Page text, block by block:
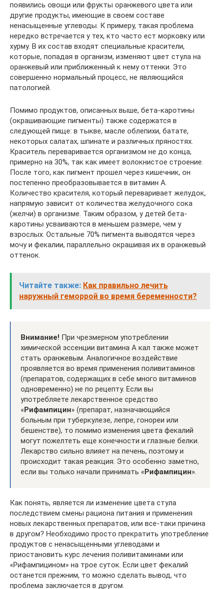
появились овощи или фрукты оранжевого цвета или
другие продукты, имеющие в своем составе
ненасыщенные углеводы. К примеру, такая проблема
нередко встречается у тех, кто часто ест морковку или
хурму. В их состав входят специальные красители,
которые, попадая в организм, изменяют цвет стула на
оранжевый или приближенный к нему оттенки. Это
совершенно нормальный процесс, не являющийся
патологией.
Помимо продуктов, описанных выше, бета-каротины
(окрашивающие пигменты) также содержатся в
следующей пище: в тыкве, масле облепихи, батате,
некоторых салатах, шпинате и различных пряностях.
Краситель переваривается организмом не до конца,
примерно на 30%, так как имеет волокнистое строение.
После того, как пигмент прошел через кишечник, он
постепенно преобразовывается в витамин A.
Количество красителя, который переваривает желудок,
напрямую зависит от количества желудочного сока
(желчи) в организме. Таким образом, у детей бета-
каротины усваиваются в меньшем размере, чем у
взрослых. Остальные 70% пигмента выводятся через
мочу и фекалии, параллельно окрашивая их в оранжевый
оттенок.
Читайте также: Как правильно лечить
наружный геморрой во время беременности?
Внимание! При чрезмерном употреблении
химической эссенции витамина A кал также может
стать оранжевым. Аналогичное воздействие
проявляется во время применения поливитаминов
(препаратов, содержащих в себе много витаминов
одновременно) не по рецепту. Если вы
употребляете лекарственное средство
«Рифампицин» (препарат, назначающийся
больным при туберкулезе, лепре, гонореи или
бешенстве), то помимо изменения цвета фекалий
могут пожелтеть еще конечности и глазные белки.
Лекарство сильно влияет на печень, поэтому и
происходит такая реакция. Это особенно заметно,
если вы только начали принимать «Рифампицин».
Как понять, является ли изменение цвета стула
последствием смены рациона питания и применения
новых лекарственных препаратов, или все-таки причина
в другом? Необходимо просто прекратить употребление
продуктов с ненасыщенными углеводами и
приостановить курс лечения поливитаминами или
«Рифампицином» на трое суток. Если цвет фекалий
останется прежним, то можно сделать вывод, что
проблема заключается в другом.